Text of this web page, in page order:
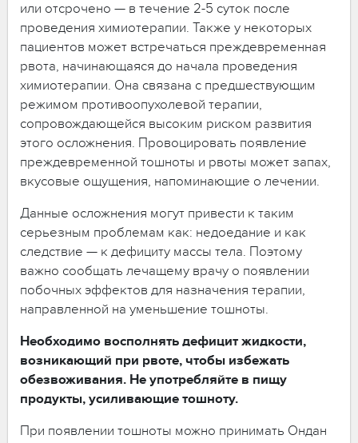
или отсрочено — в течение 2-5 суток после
проведения химиотерапии. Также у некоторых
пациентов может встречаться преждевременная
рвота, начинающаяся до начала проведения
химиотерапии. Она связана с предшествующим
режимом противоопухолевой терапии,
сопровождающейся высоким риском развития
этого осложнения. Провоцировать появление
преждевременной тошноты и рвоты может запах,
вкусовые ощущения, напоминающие о лечении.
Данные осложнения могут привести к таким
серьезным проблемам как: недоедание и как
следствие — к дефициту массы тела. Поэтому
важно сообщать лечащему врачу о появлении
побочных эффектов для назначения терапии,
направленной на уменьшение тошноты.
Необходимо восполнять дефицит жидкости,
возникающий при рвоте, чтобы избежать
обезвоживания. Не употребляйте в пищу
продукты, усиливающие тошноту.
При появлении тошноты можно принимать Ондан